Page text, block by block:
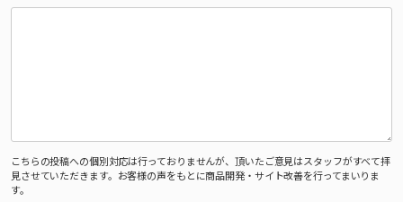
こちらの投稿への個別対応は行っておりませんが、頂いたご意見はスタッフがすべて拝
見させていただきます。お客様の声をもとに商品開発・サイト改善を行ってまいりま
す。